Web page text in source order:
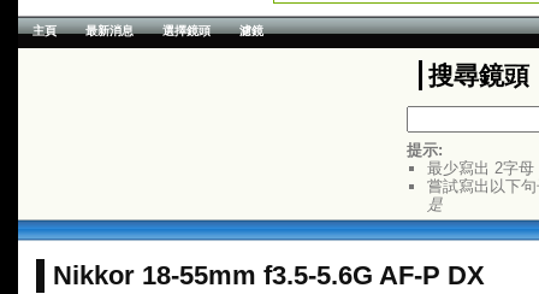
主頁 最新消息 選擇鏡頭 濾鏡
搜尋鏡頭
提示:
最少寫出 2字母
嘗試寫出以下
是
Nikkor 18-55mm f3.5-5.6G AF-P DX